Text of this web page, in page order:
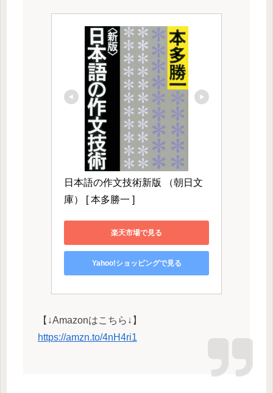
日本語の作文技術新版 （朝日文
庫） [ 本多勝一 ]
楽天市場で見る
Yahoo!ショッピングで見る
【↓Amazonはこちら↓】
https://amzn.to/4nH4ri1